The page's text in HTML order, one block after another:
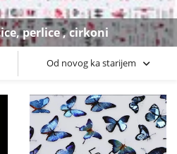
perlice , cirkoni
Od novog ka starijem